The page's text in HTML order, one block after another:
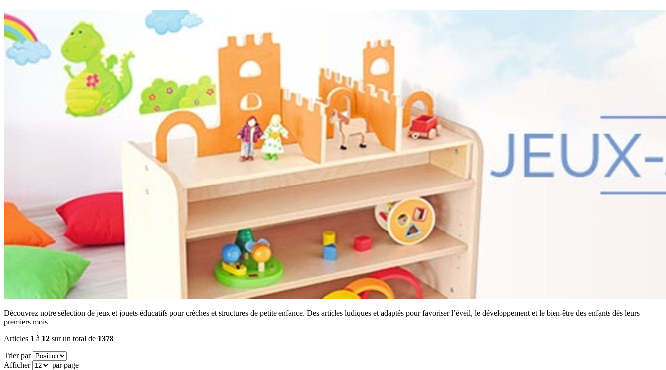
Découvrez notre sélection de jeux et jouets éducatifs pour crèches et structures de petite enfance. Des articles ludiques et adaptés pour favoriser l’éveil, le développement et le bien-être des enfants dès leurs
premiers mois.
Articles 1 à 12 sur un total de 1378
Trier par
Afficher
par page